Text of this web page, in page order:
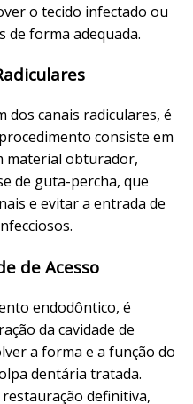
o tecido infectado ou
de forma adequada.
dos canais radiculares, é
consiste em
material obturador,
de guta-percha, que
e evitar a entrada de
de Acesso
endodôntico, é
da cavidade de
a forma e a função do
dentária tratada.
definitiva,